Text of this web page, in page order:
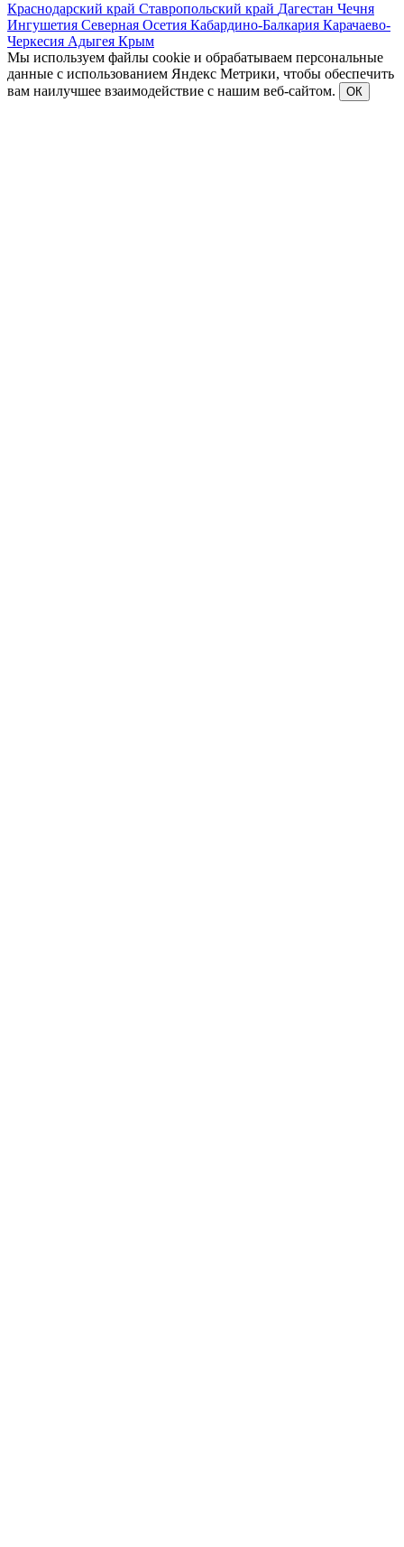
Краснодарский край Ставропольский край Дагестан Чечня
Ингушетия Северная Осетия Кабардино-Балкария Карачаево-
Черкесия Адыгея Крым
Мы используем файлы cookie и обрабатываем персональные
данные с использованием Яндекс Метрики, чтобы обеспечить
вам наилучшее взаимодействие с нашим веб-сайтом.
ОК